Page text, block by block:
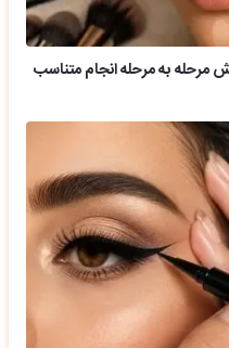
مرحله به مرحله انجام متناسب